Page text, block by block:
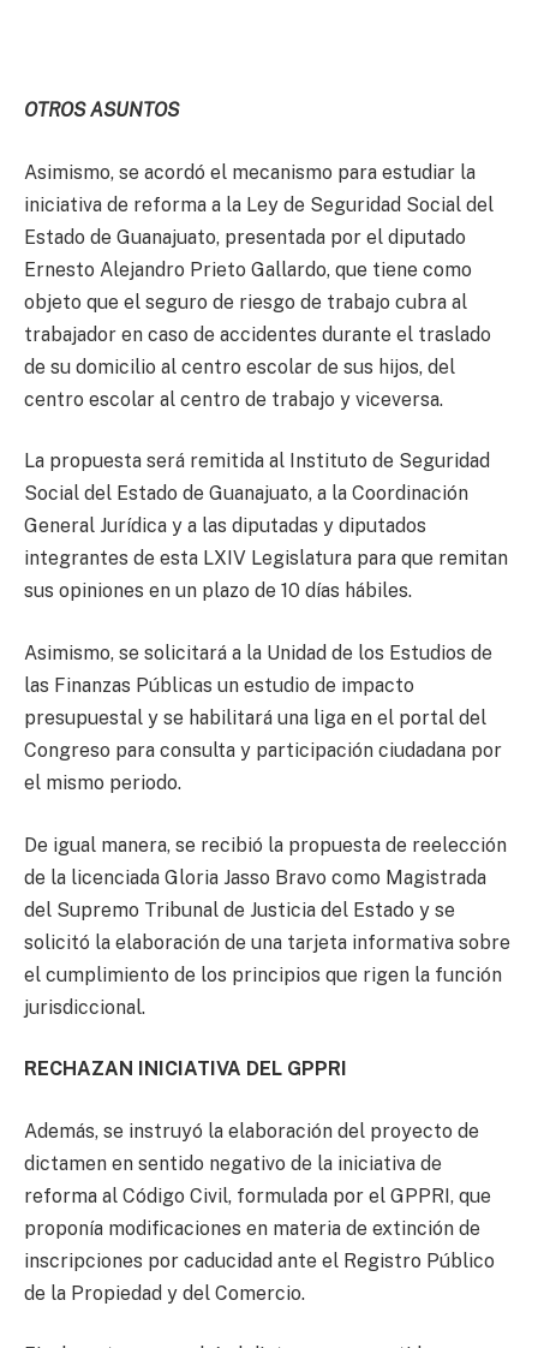
OTROS ASUNTOS
Asimismo, se acordó el mecanismo para estudiar la
iniciativa de reforma a la Ley de Seguridad Social del
Estado de Guanajuato, presentada por el diputado
Ernesto Alejandro Prieto Gallardo, que tiene como
objeto que el seguro de riesgo de trabajo cubra al
trabajador en caso de accidentes durante el traslado
de su domicilio al centro escolar de sus hijos, del
centro escolar al centro de trabajo y viceversa.
La propuesta será remitida al Instituto de Seguridad
Social del Estado de Guanajuato, a la Coordinación
General Jurídica y a las diputadas y diputados
integrantes de esta LXIV Legislatura para que remitan
sus opiniones en un plazo de 10 días hábiles.
Asimismo, se solicitará a la Unidad de los Estudios de
las Finanzas Públicas un estudio de impacto
presupuestal y se habilitará una liga en el portal del
Congreso para consulta y participación ciudadana por
el mismo periodo.
De igual manera, se recibió la propuesta de reelección
de la licenciada Gloria Jasso Bravo como Magistrada
del Supremo Tribunal de Justicia del Estado y se
solicitó la elaboración de una tarjeta informativa sobre
el cumplimiento de los principios que rigen la función
jurisdiccional.
RECHAZAN INICIATIVA DEL GPPRI
Además, se instruyó la elaboración del proyecto de
dictamen en sentido negativo de la iniciativa de
reforma al Código Civil, formulada por el GPPRI, que
proponía modificaciones en materia de extinción de
inscripciones por caducidad ante el Registro Público
de la Propiedad y del Comercio.